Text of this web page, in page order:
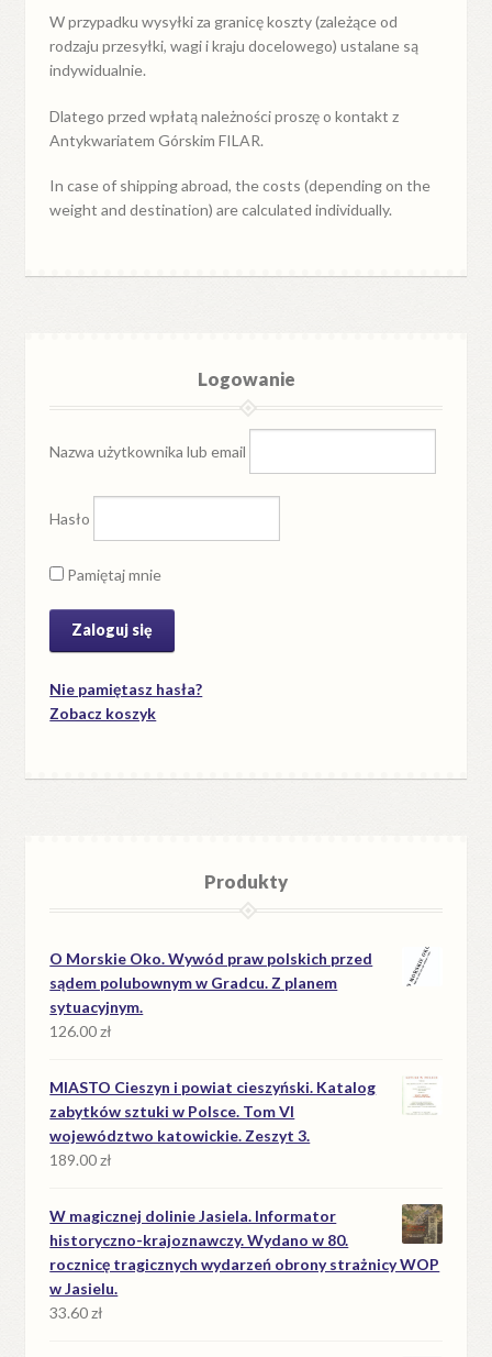
W przypadkuwysyłkiza granicękoszty (zależące od
rodzaju przesyłki, wagi i kraju docelowego) ustalane są
indywidualnie.
Dlatego przed wpłatą należności proszę o kontakt z
Antykwariatem Górskim FILAR.
In case of shipping abroad, the costs (depending on the
weight and destination) are calculated individually.
Logowanie
Nazwa użytkownika lub email
Hasło
Pamiętaj mnie
Nie pamiętasz hasła?
Zobacz koszyk
Produkty
O Morskie Oko. Wywód praw polskich przed
sądem polubownym w Gradcu. Z planem
sytuacyjnym.
126.00zł
MIASTO Cieszyn i powiat cieszyński. Katalog
zabytków sztuki w Polsce. Tom VI
województwo katowickie. Zeszyt 3.
189.00zł
W magicznej dolinie Jasiela. Informator
historyczno-krajoznawczy. Wydano w 80.
rocznicę tragicznych wydarzeń obrony strażnicy WOP
w Jasielu.
33.60zł